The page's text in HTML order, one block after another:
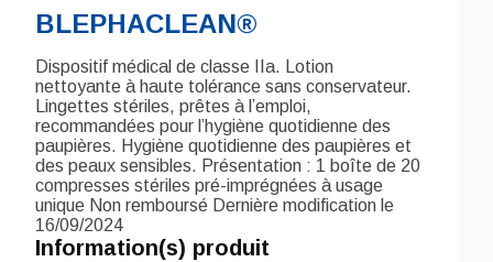
BLEPHACLEAN®
Dispositif médical de classe IIa. Lotion
nettoyante à haute tolérance sans conservateur.
Lingettes stériles, prêtes à l’emploi,
recommandées pour l’hygiène quotidienne des
paupières. Hygiène quotidienne des paupières et
des peaux sensibles. Présentation : 1 boîte de 20
compresses stériles pré-imprégnées à usage
unique Non remboursé Dernière modification le
16/09/2024
Information(s) produit